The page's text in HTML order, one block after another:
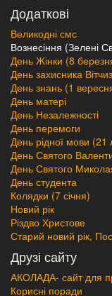
Додаткові
Великодні смс
Вознесіння (Зелені
День Жінки (8
День захисника
День знань (1
День матері
День Незалежності
День перемоги
День рідної мови (21
День Святого
День Святого
День студента
Колядки (7 січня)
Новий рік
Різдво Христове
Старий новий рік,
Друзі сайту
АКОЛАДА- сайт для
Корисні поради